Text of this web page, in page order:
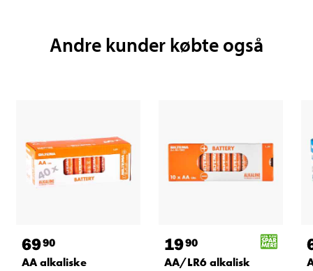
Andre kunder købte også
6990
AA alkaliske
1990
AA/LR6 alkalisk